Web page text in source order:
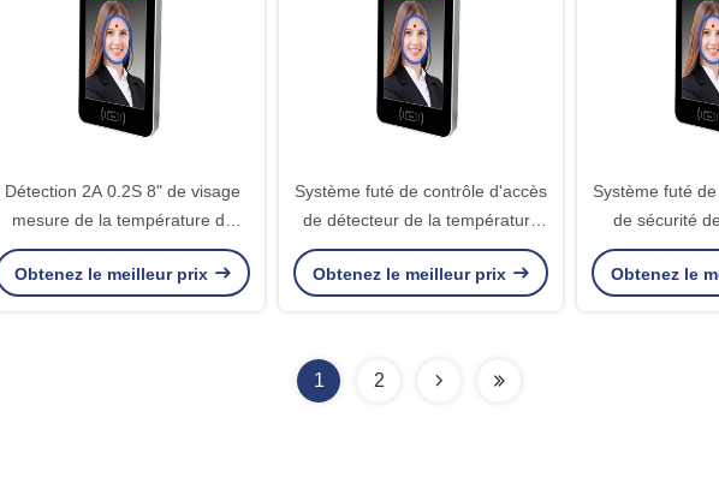
Détection 2A 0.2S 8" de visage
mesure de la température de
contrôle d'accès
Obtenez le meilleur prix
Système futé de contrôle d'accès
de détecteur de la température
contre Corona Virus
Obtenez le meilleur prix
Système futé
de sécurité
température
sécurité
Obtenez le
1 2